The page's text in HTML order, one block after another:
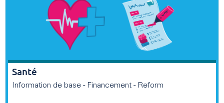
Santé
Information de base - Financement - Reform